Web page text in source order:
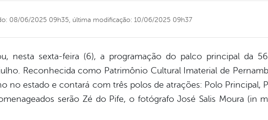
08/06/2025 09h35, última modificação: 10/06/2025 09h37
nesta sexta-feira (6), a programação do palco principal da
Reconhecida como Patrimônio Cultural Imaterial de
no estado e contará com três polos de atrações: Polo Principal,
serão Zé do Pife, o fotógrafo José Salis Moura (in